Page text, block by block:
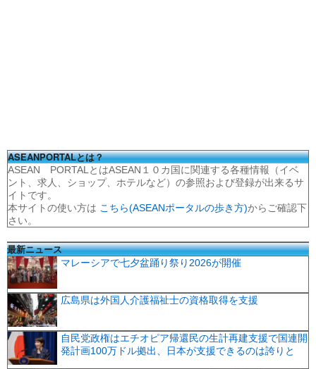
ASEANPORTALとは？
ASEAN PORTALとはASEAN１０カ国に関連する各種情報（イベ
ント、求人、ショップ、ホテルなど）の参照および登録が出来るサ
イトです。
本サイトの使い方は こちら(ASEANポータルの歩き方)からご確認下
さい。
最新ニュース
マレーシアで七夕盆踊り祭り2026が開催
広島県は外国人介護福祉士の資格取得を支援
自民党政権はエチオピア帰還民の生計再建支援で国連開
発計画100万ドル拠出、日本が支援できるのは誇りと